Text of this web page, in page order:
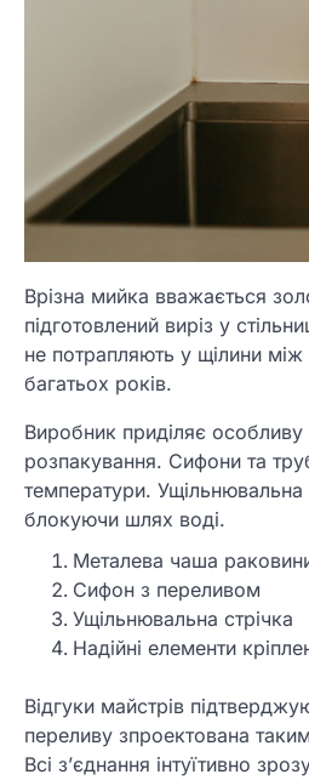
Врізна мийка вважається
підготовлений виріз у
не потрапляють у щілини
багатьох років.
Виробник приділяє
розпакування. Сифони та
температури. Ущільнювальна
блокуючи шлях воді.
Металева чаша
Сифон з переливом
Ущільнювальна стрічка
Надійні елементи
Відгуки майстрів
переливу зпроектована
Всі з’єднання інтуїтивно